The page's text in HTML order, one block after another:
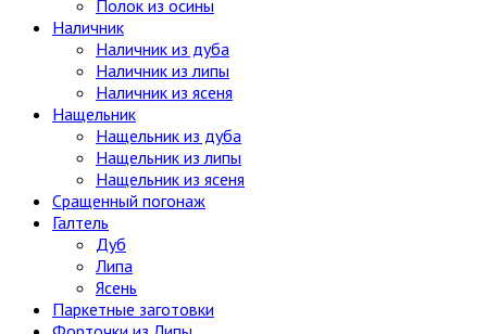
Полок из осины
Наличник
Наличник из дуба
Наличник из липы
Наличник из ясеня
Нащельник
Нащельник из дуба
Нащельник из липы
Нащельник из ясеня
Сращенный погонаж
Галтель
Дуб
Липа
Ясень
Паркетные заготовки